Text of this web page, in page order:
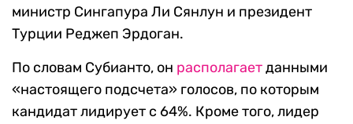
министр Сингапура Ли Сянлун и президент
Турции Реджеп Эрдоган.
По словам Субианто, он располагаетданными
«настоящего подсчета» голосов, по которым
кандидат лидирует с 64%. Кроме того, лидер